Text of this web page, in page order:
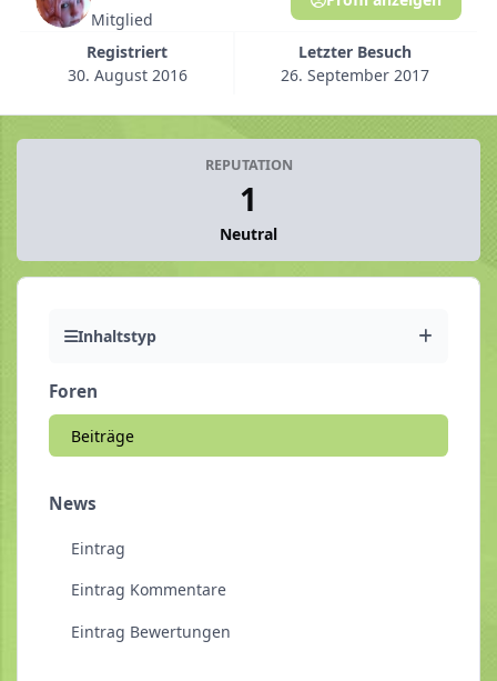
Mitglied
Registriert
30. August 2016
Letzter Besuch
26. September 2017
REPUTATION
1
Neutral
Inhaltstyp
Foren
Beiträge
News
Eintrag
Eintrag Kommentare
Eintrag Bewertungen